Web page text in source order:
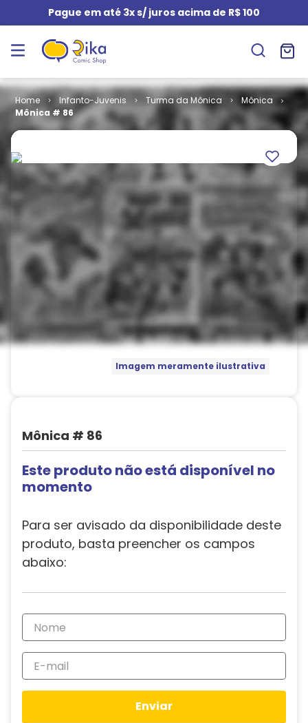
Pague em até 3x s/ juros acima de R$ 100
Infanto-Juvenis Turma da Mônica
Mônica
Mônica # 86
Imagem meramente ilustrativa
Mônica # 86
Este produto não está disponível no
momento
Para ser avisado da disponibilidade deste
produto, basta preencher os campos
abaixo:
Enviar